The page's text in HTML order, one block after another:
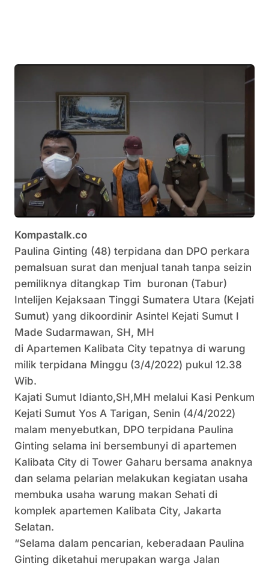
Kompastalk.co
Paulina Ginting (48) terpidana dan DPO perkara
pemalsuan surat dan menjual tanah tanpa seizin
pemiliknya ditangkap Tim buronan (Tabur)
Intelijen Kejaksaan Tinggi Sumatera Utara (Kejati
Sumut) yang dikoordinir Asintel Kejati Sumut I
Made Sudarmawan, SH, MH
di Apartemen Kalibata City tepatnya di warung
milik terpidana Minggu (3/4/2022) pukul 12.38
Wib.
Kajati Sumut Idianto,SH,MH melalui Kasi Penkum
Kejati Sumut Yos A Tarigan, Senin (4/4/2022)
malam menyebutkan, DPO terpidana Paulina
Ginting selama ini bersembunyi di apartemen
Kalibata City di Tower Gaharu bersama anaknya
dan selama pelarian melakukan kegiatan usaha
membuka usaha warung makan Sehati di
komplek apartemen Kalibata City, Jakarta
Selatan.
“Selama dalam pencarian, keberadaan Paulina
Ginting diketahui merupakan warga Jalan